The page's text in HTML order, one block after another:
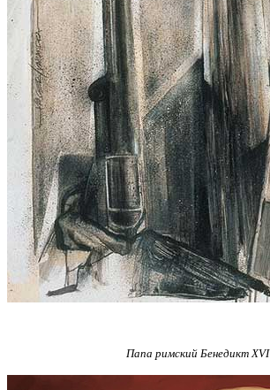
Папа римский Бенедикт XVI